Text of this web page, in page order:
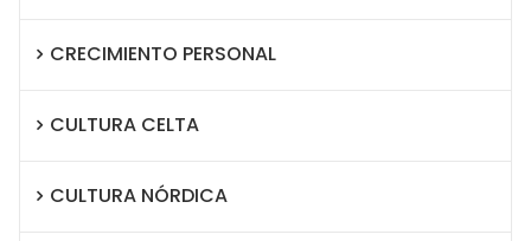
CRECIMIENTO PERSONAL
CULTURA CELTA
CULTURA NÓRDICA